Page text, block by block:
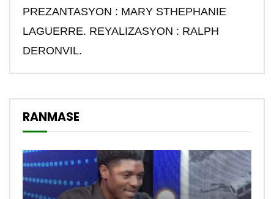
PREZANTASYON : MARY STHEPHANIE
LAGUERRE. REYALIZASYON : RALPH
DERONVIL.
RANMASE